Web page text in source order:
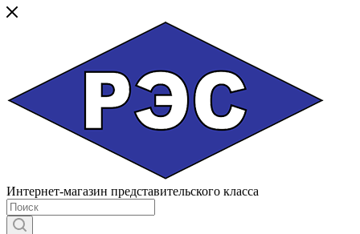
Интернет-магазин представительского класса